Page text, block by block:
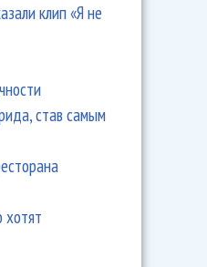
клип «Я не
став самым
хотят